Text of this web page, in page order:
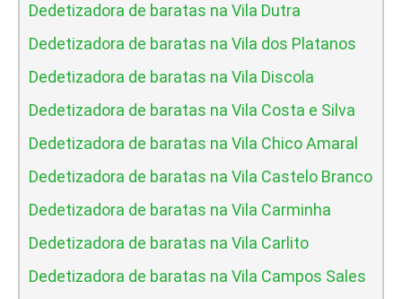
Dedetizadora de baratas na Vila Dutra
Dedetizadora de baratas na Vila dos Platanos
Dedetizadora de baratas na Vila Discola
Dedetizadora de baratas na Vila Costa e Silva
Dedetizadora de baratas na Vila Chico Amaral
Dedetizadora de baratas na Vila Castelo Branco
Dedetizadora de baratas na Vila Carminha
Dedetizadora de baratas na Vila Carlito
Dedetizadora de baratas na Vila Campos Sales